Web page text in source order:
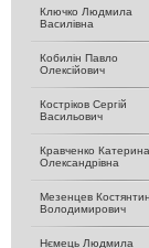
Ключко Людмила
Василівна
Кобилін Павло
Олексійович
Костріков Сергій
Васильович
Кравченко Катерина
Олександрівна
Мезенцев Костянтин
Володимирович
Нємець Людмила